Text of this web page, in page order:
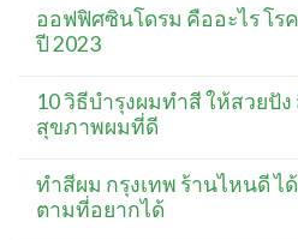
ออฟฟิศซินโดรม คืออะไร โ
ปี 2023
10 วิธีบำรุงผมทำสี ให้สวยปั
สุขภาพผมที่ดี
ทำสีผม กรุงเทพ ร้านไหนดี ไ
ตามที่อยากได้